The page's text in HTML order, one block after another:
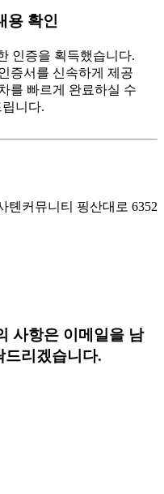
용 확인
인증을 획득했습니다.
증서를 신속하게 제공
를 빠르게 완료하실 수
니다.
톈커뮤니티 핑산대로 6352
사항은 이메일을 남
드리겠습니다.